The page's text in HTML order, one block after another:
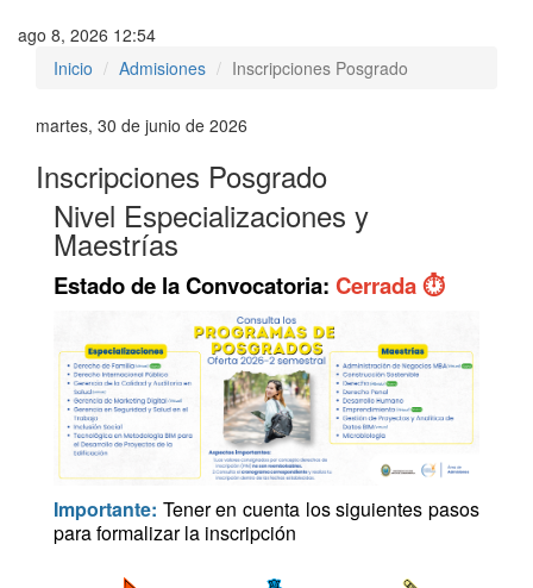
ago 8, 2026 12:54
Inicio
Admisiones Inscripciones Posgrado
martes, 30 de junio de 2026
Inscripciones Posgrado
Nivel Especializaciones y
Maestrías
Estado de la Convocatoria: Cerrada ⏱
Importante: Tener en cuenta los siguientes pasos
para formalizar la inscripción